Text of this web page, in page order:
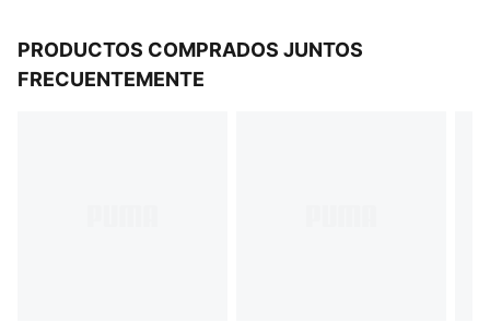
PRODUCTOS COMPRADOS JUNTOS
FRECUENTEMENTE